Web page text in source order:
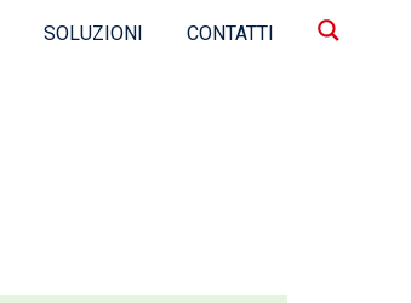
SOLUZIONI CONTATTI